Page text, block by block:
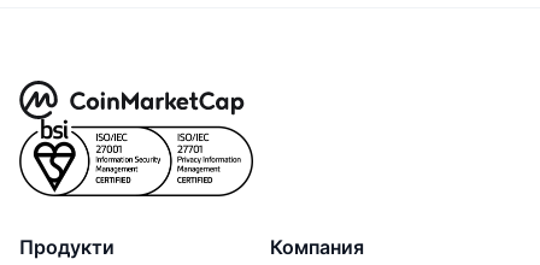
Продукти Компания